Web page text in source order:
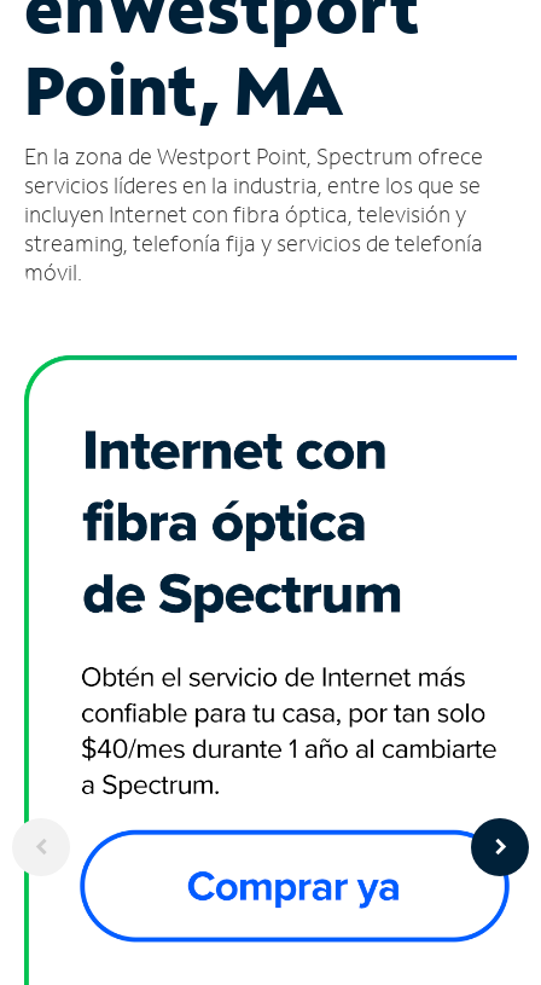
cuenta
Encuentra
tienda
Point, MA
En la zona de Westport Point, Spectrum ofrece
servicios líderes en la industria, entre los que se
incluyen Internet con fibra óptica, televisión y
streaming, telefonía fija y servicios de telefonía
móvil.